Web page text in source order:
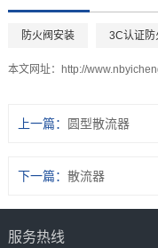
防火阀安装 3C认证防
本文网址： http://
上一篇： 圆型散流器
下一篇： 散流器
服务热线